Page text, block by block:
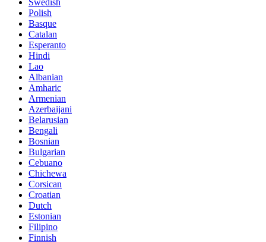
Swedish
Polish
Basque
Catalan
Esperanto
Hindi
Lao
Albanian
Amharic
Armenian
Azerbaijani
Belarusian
Bengali
Bosnian
Bulgarian
Cebuano
Chichewa
Corsican
Croatian
Dutch
Estonian
Filipino
Finnish